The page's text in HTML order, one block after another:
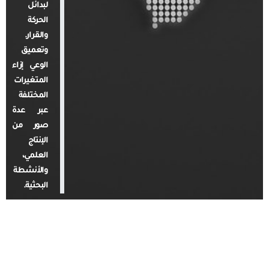
لبدائل
الحركة
والقرار.
وتعميق
الوعي إزاء
المتغيرات
المختلفة
عبر عدة
صور من
الإنتاج
العلمي،
والأنشطة
البحثية.